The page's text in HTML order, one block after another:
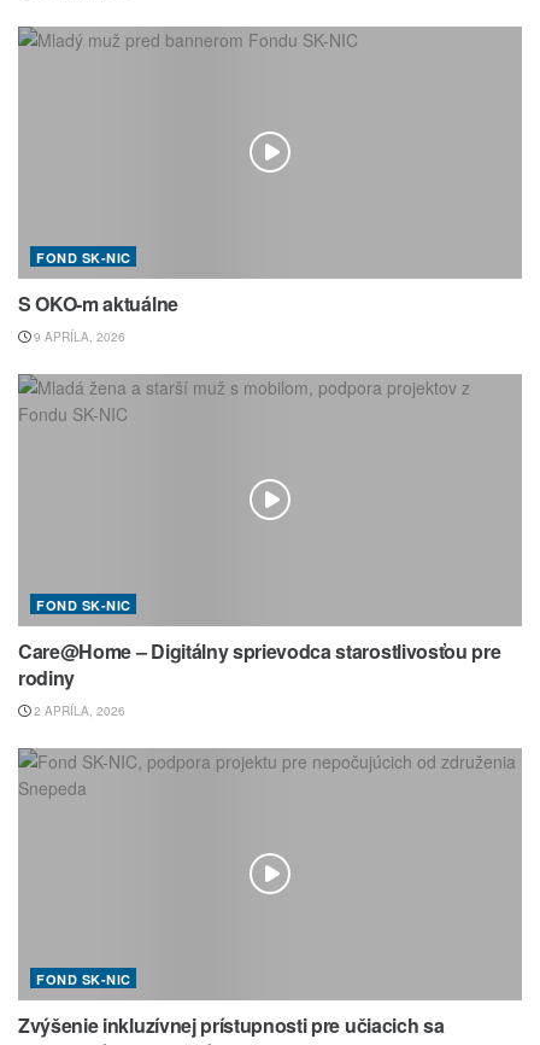
FOND SK-NIC
S OKO-m aktuálne
9 APRÍLA, 2026
FOND SK-NIC
Care@Home – Digitálny sprievodca starostlivosťou pre
rodiny
2 APRÍLA, 2026
FOND SK-NIC
Zvýšenie inkluzívnej prístupnosti pre učiacich sa